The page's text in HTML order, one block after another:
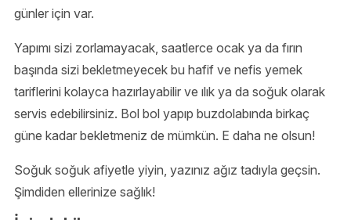
günler için var.
Yapımı sizi zorlamayacak, saatlerce ocak ya da fırın
başında sizi bekletmeyecek bu hafif ve nefis yemek
tariflerini kolayca hazırlayabilir ve ılık ya da soğuk olarak
servis edebilirsiniz. Bol bol yapıp buzdolabında birkaç
güne kadar bekletmeniz de mümkün. E daha ne olsun!
Soğuk soğuk afiyetle yiyin, yazınız ağız tadıyla geçsin.
Şimdiden ellerinize sağlık!